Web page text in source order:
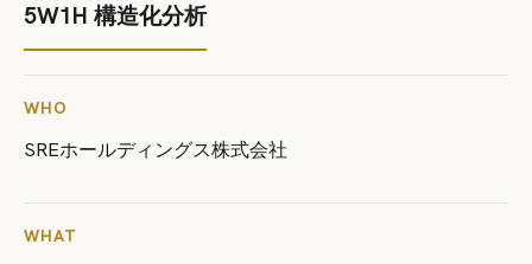
5W1H 構造化分析
WHO
SREホールディングス株式会社
WHAT